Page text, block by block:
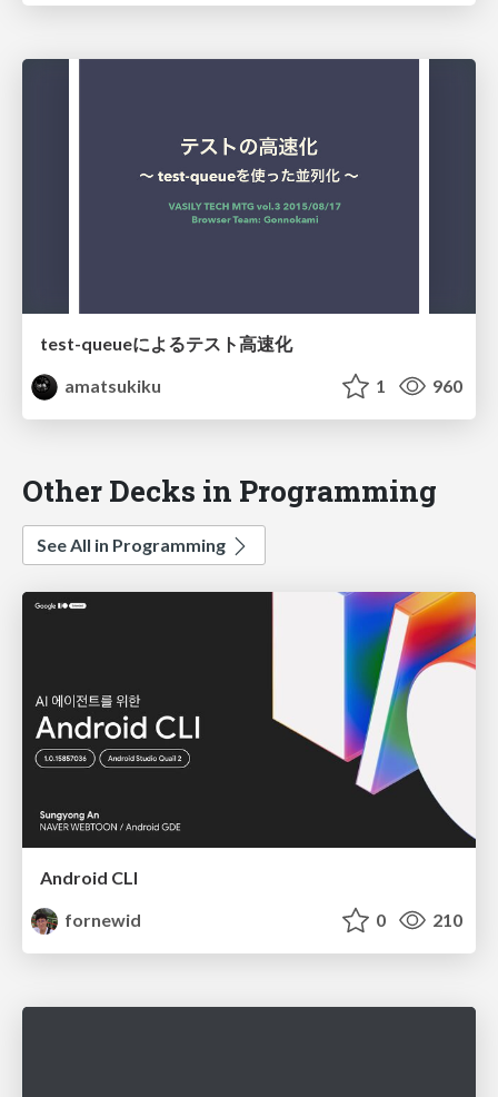
test-queueによるテスト高速化
amatsukiku
1 960
Other Decks in Programming
See All in Programming
Android CLI
fornewid
0 210